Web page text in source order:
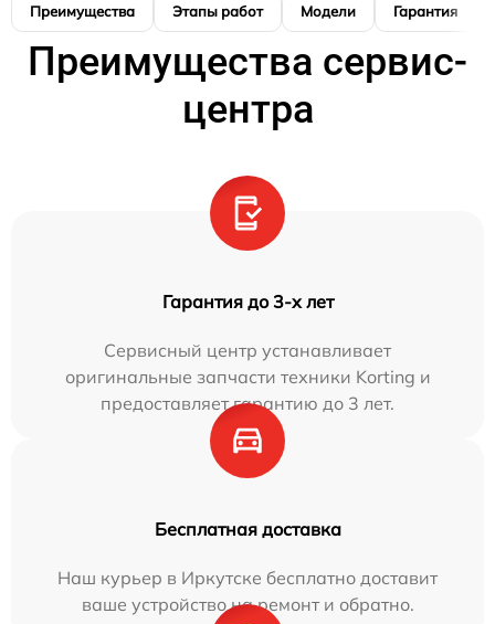
Преимущества Этапы работ Модели Гарантия
Преимущества сервис-
центра
Гарантия до 3-х лет
Сервисный центр устанавливает
оригинальные запчасти техники Korting и
предоставляет гарантию до 3 лет.
Бесплатная доставка
Наш курьер в Иркутске бесплатно доставит
ваше устройство на ремонт и обратно.